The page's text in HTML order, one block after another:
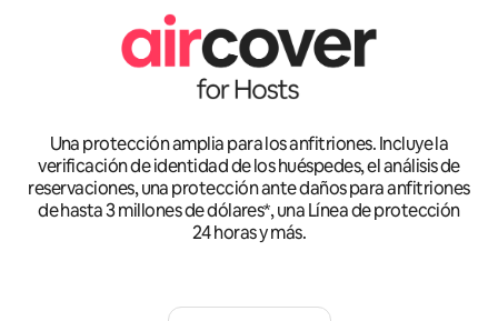
Una protección amplia para los anfitriones. Incluye la
verificación de identidad de los huéspedes, el análisis de
reservaciones, una protección ante daños para anfitriones
de hasta 3 millones de dólares*, una Línea de protección
24 horas y más.